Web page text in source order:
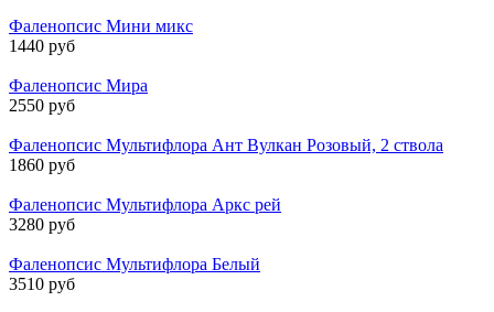
Фаленопсис Мини микс
1440 руб
Фаленопсис Мира
2550 руб
Фаленопсис Мультифлора Ант Вулкан Розовый, 2 ствола
1860 руб
Фаленопсис Мультифлора Аркс рей
3280 руб
Фаленопсис Мультифлора Белый
3510 руб